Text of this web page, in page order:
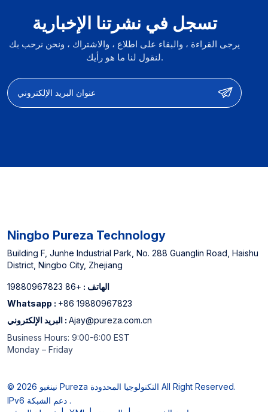
تسجل في نشرتنا الإخبارية
يرجى القراءة ، والبقاء على اطلاع ، والاشتراك ، ونحن نرحب بك
لنقول لنا ما هو رأيك.
Ningbo Pureza Technology
Building F, Junhe Industrial Park, No. 288 Guanglin Road, Haishu
District, Ningbo City, Zhejiang
الهاتف : +86 19880967823
Whatsapp : +86 19880967823
البريد الإلكتروني : Ajay@pureza.com.cn
Business Hours: 9:00-6:00 EST
Monday – Friday
© 2026 نينغبو Pureza التكنولوجيا المحدودة All Right Reserved.
IPv6 دعم الشبكة .